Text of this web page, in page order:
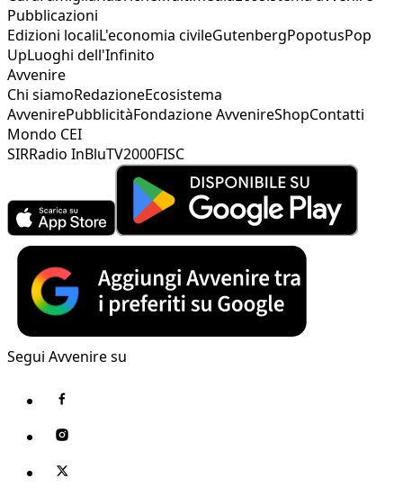
Pubblicazioni
Edizioni localiL'economia civileGutenbergPopotusPop
UpLuoghi dell'Infinito
Avvenire
Chi siamoRedazioneEcosistema
AvvenirePubblicitàFondazione AvvenireShopContatti
Mondo CEI
SIRRadio InBluTV2000FISC
Segui Avvenire su